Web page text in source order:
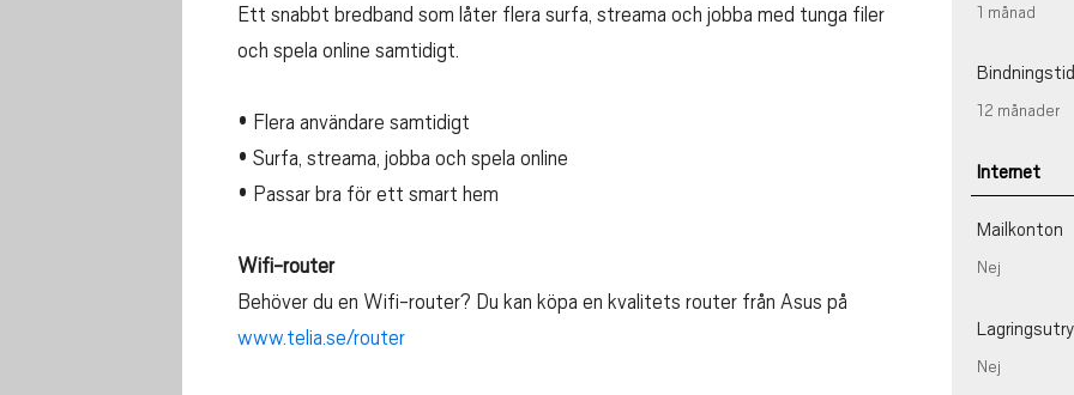
Ett snabbt bredband som låter flera surfa, streama och jobba med tunga filer
och spela online samtidigt.
• Flera användare samtidigt
• Surfa, streama, jobba och spela online
• Passar bra för ett smart hem
Wifi-router
Behöver du en Wifi-router? Du kan köpa en kvalitets router från Asus på
www.telia.se/router
1 månad
Bindningstid
12 månader
Internet
Mailkonton
Nej
Nej